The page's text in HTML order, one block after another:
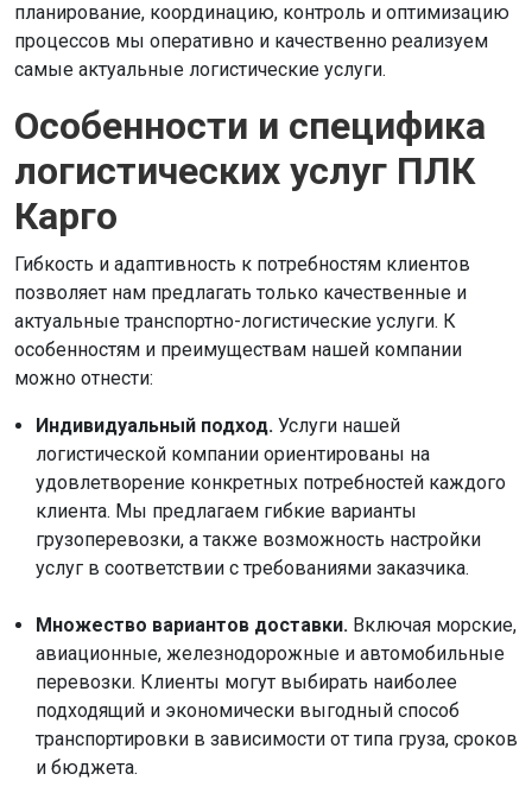
планирование, координацию, контроль и оптимизацию
процессов мы оперативно и качественно реализуем
самые актуальные логистические услуги.
Особенности и специфика
логистических услуг ПЛК
Карго
Гибкость и адаптивность к потребностям клиентов
позволяет нам предлагать только качественные и
актуальные транспортно-логистические услуги. К
особенностям и преимуществам нашей компании
можно отнести:
Индивидуальный подход. Услуги нашей
логистической компании ориентированы на
удовлетворение конкретных потребностей каждого
клиента. Мы предлагаем гибкие варианты
грузоперевозки, а также возможность настройки
услуг в соответствии с требованиями заказчика.
Множество вариантов доставки. Включая морские,
авиационные, железнодорожные и автомобильные
перевозки. Клиенты могут выбирать наиболее
подходящий и экономически выгодный способ
транспортировки в зависимости от типа груза, сроков
и бюджета.